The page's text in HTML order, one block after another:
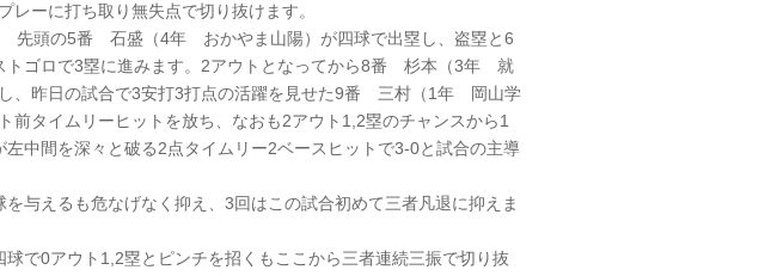
レーに打ち取り無失点で切り抜けます。
先頭の5番 石盛（4年 おかやま山陽）が四球で出塁し、盗塁と6
ゴロで3塁に進みます。2アウトとなってから8番 杉本（3年 就
、昨日の試合で3安打3打点の活躍を見せた9番 三村（1年 岡山学
前タイムリーヒットを放ち、なおも2アウト1,2塁のチャンスから1
間を深々と破る2点タイムリー2ベースヒットで3-0と試合の主導
与えるも危なげなく抑え、3回はこの試合初めて三者凡退に抑えま
で0アウト1,2塁とピンチを招くもここから三者連続三振で切り抜